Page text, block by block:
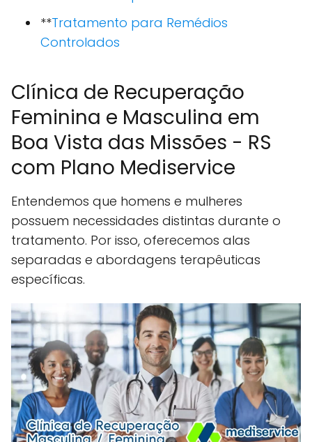
**Tratamento para Remédios
Controlados
Clínica de Recuperação
Feminina e Masculina em
Boa Vista das Missões - RS
com Plano Mediservice
Entendemos que homens e mulheres
possuem necessidades distintas durante o
tratamento. Por isso, oferecemos alas
separadas e abordagens terapêuticas
específicas.